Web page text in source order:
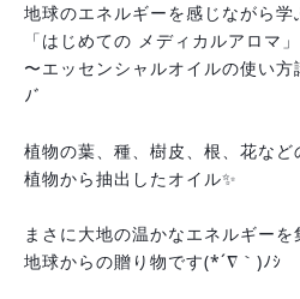
地球のエネルギーを感じながら学
「はじめての メディカルアロマ」
〜エッセンシャルオイルの使い
ﾉﾞ
植物の葉、種、樹皮、根、花など
植物から抽出したオイル✨
まさに大地の温かなエネルギーを
地球からの贈り物です(*´∇｀)ﾉｼ